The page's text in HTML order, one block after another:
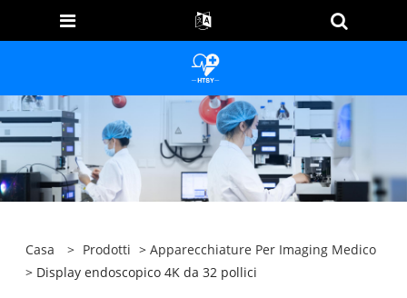
Casa > Prodotti >Apparecchiature Per Imaging Medico
> Display endoscopico 4K da 32 pollici